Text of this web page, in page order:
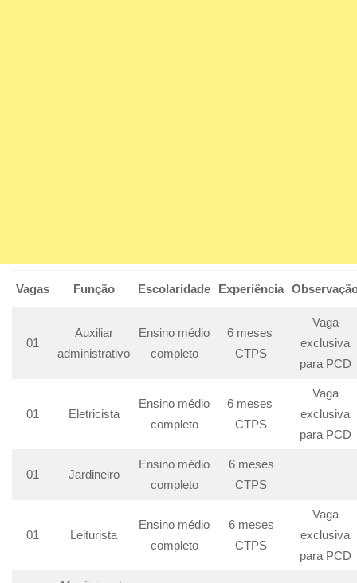
Vagas Função Escolaridade Experiência
01
Auxiliar
administrativo
Ensino médio
completo
6 meses
CTPS
Vaga
exclusiva
para PCD
01 Eletricista
Ensino médio
completo
6 meses
CTPS
Vaga
exclusiva
para PCD
01 Jardineiro
Ensino médio
completo
6 meses
CTPS
01 Leiturista
Ensino médio
completo
6 meses
CTPS
Vaga
exclusiva
para PCD